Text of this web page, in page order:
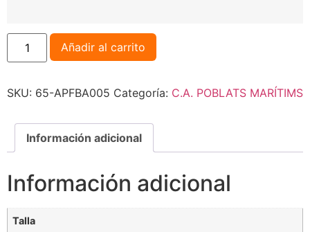
Añadir al carrito
SKU: 65-APFBA005 Categoría: C.A. POBLATS MARÍTIMS
Información adicional
Información adicional
Talla